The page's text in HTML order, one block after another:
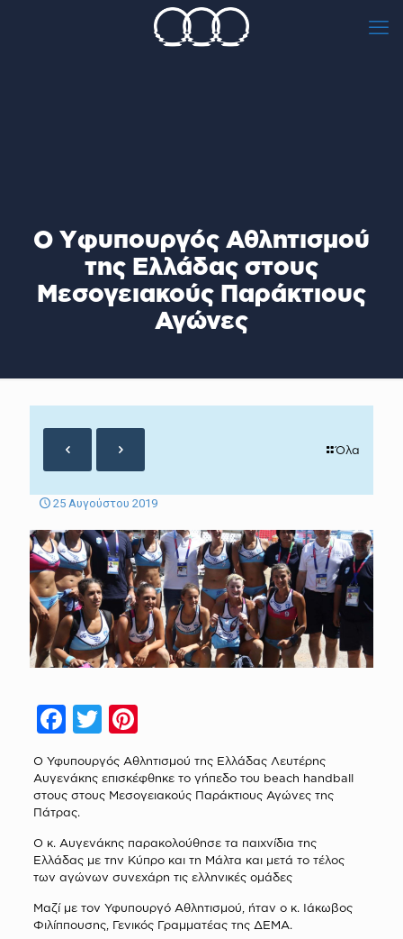
O Yφυπουργός Αθλητισμού
της Ελλάδας στους
Μεσογειακούς Παράκτιους
Αγώνες
Όλα
25 Αυγούστου 2019
Facebook
TwitterPinterest
Ο Υφυπουργός Αθλητισμού της Ελλάδας Λευτέρης
Αυγενάκης επισκέφθηκε το γήπεδο του beach handball
στους στους Μεσογειακούς Παράκτιους Αγώνες της
Πάτρας.
Ο κ. Αυγενάκης παρακολούθησε τα παιχνίδια της
Ελλάδας με την Κύπρο και τη Μάλτα και μετά το τέλος
των αγώνων συνεχάρη τις ελληνικές ομάδες
Μαζί με τον Υφυπουργό Αθλητισμού, ήταν ο κ. Ιάκωβος
Φιλίππουσης, Γενικός Γραμματέας της ΔΕΜΑ.